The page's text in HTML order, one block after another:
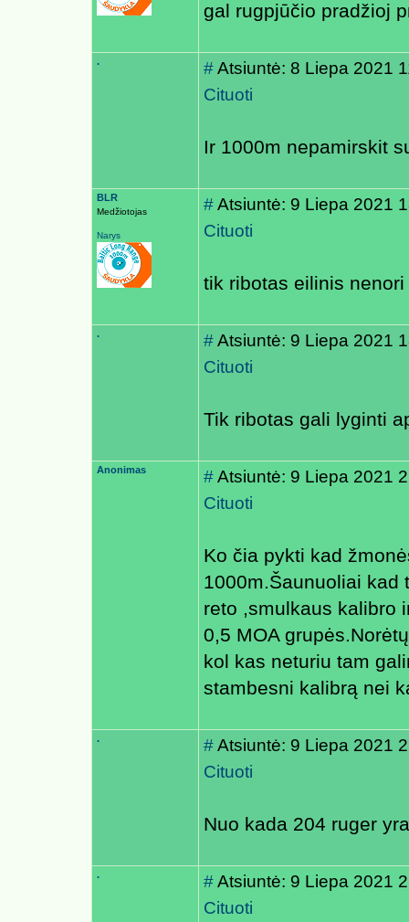
gal rugpjūčio pradžioj
. #Atsiuntė: 8 Liepa 2021
Cituoti
Ir 1000m nepamirskit
BLR
Medžiotojas
Narys
#Atsiuntė: 9 Liepa 2021
Cituoti
tik ribotas eilinis
. #Atsiuntė: 9 Liepa 2021
Cituoti
Tik ribotas gali lyginti
Anonimas #Atsiuntė: 9 Liepa 2021
Cituoti
Ko čia pykti kad
1000m.Šaunuoliai kad
reto ,smulkaus kalibro
0,5 MOA
kol kas neturiu tam
stambesni kalibrą nei
. #Atsiuntė: 9 Liepa 2021
Cituoti
Nuo kada 204 ruger
. #Atsiuntė: 9 Liepa 2021
Cituoti